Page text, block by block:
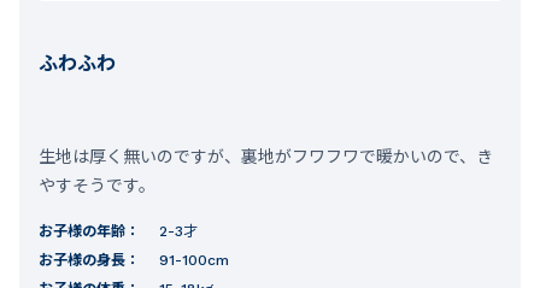
ふわふわ
生地は厚く無いのですが、裏地がフワフワで暖かいので、き
やすそうです。
お子様の年齢：
2-3才
お子様の身長：
91-100cm